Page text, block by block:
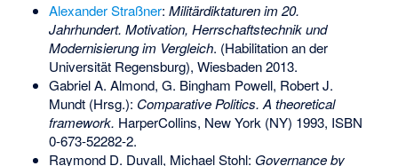
Alexander Straßner: Militärdiktaturen im 20.
Jahrhundert. Motivation, Herrschaftstechnik und
Modernisierung im Vergleich. (Habilitation an der
Universität Regensburg), Wiesbaden 2013.
Gabriel A. Almond, G. Bingham Powell, Robert J.
Mundt (Hrsg.): Comparative Politics. A theoretical
framework. HarperCollins, New York (NY) 1993, ISBN
0-673-52282-2.
Raymond D. Duvall, Michael Stohl: Governance by